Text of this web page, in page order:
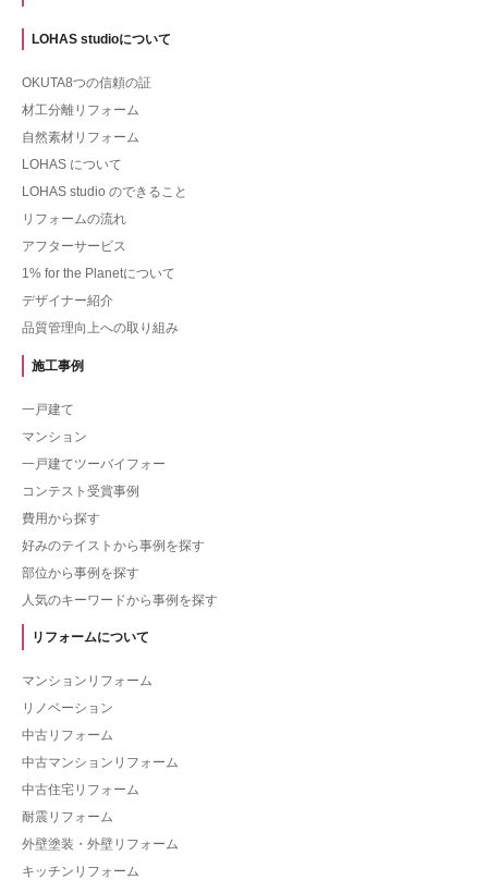
LOHAS studioについて
OKUTA8つの信頼の証
材工分離リフォーム
自然素材リフォーム
LOHAS について
LOHAS studio のできること
リフォームの流れ
アフターサービス
1% for the Planetについて
デザイナー紹介
品質管理向上への取り組み
施工事例
一戸建て
マンション
一戸建てツーバイフォー
コンテスト受賞事例
費用から探す
好みのテイストから事例を探す
部位から事例を探す
人気のキーワードから事例を探す
リフォームについて
マンションリフォーム
リノベーション
中古リフォーム
中古マンションリフォーム
中古住宅リフォーム
耐震リフォーム
外壁塗装・外壁リフォーム
キッチンリフォーム